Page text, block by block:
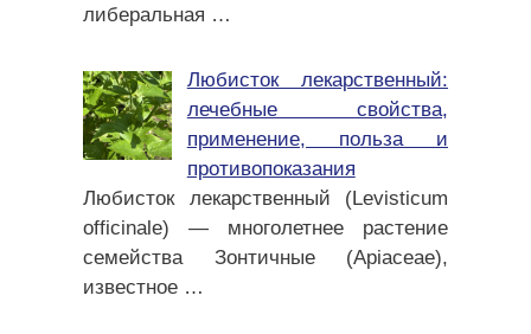
либеральная …
Любисток лекарственный:
лечебные свойства,
применение, польза и
противопоказания
Любисток лекарственный (Levisticum
officinale) — многолетнее растение
семейства Зонтичные (Apiaceae),
известное …